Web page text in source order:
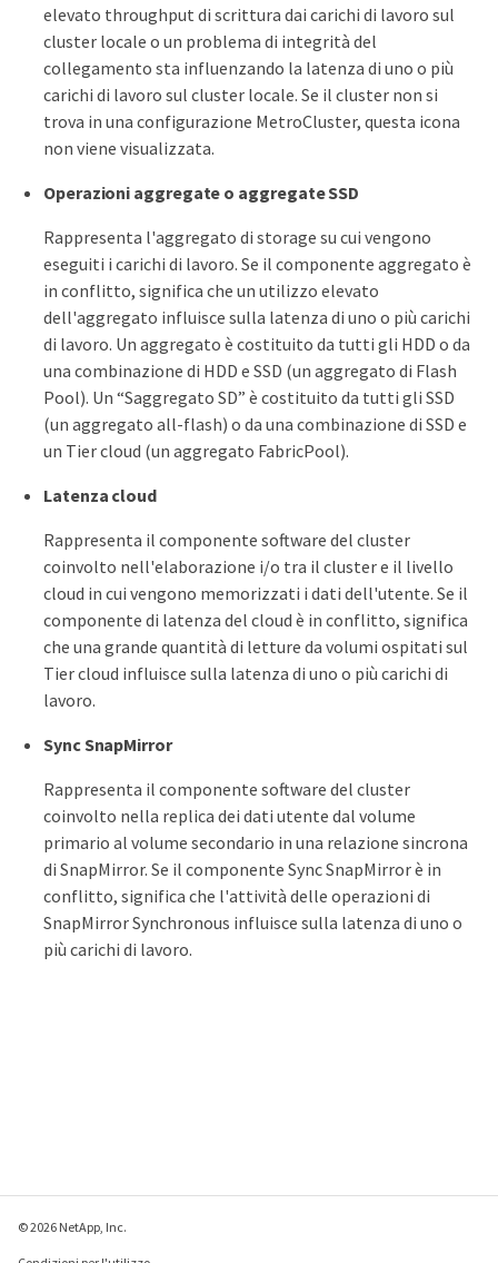
elevato throughput di scrittura dai carichi di lavoro sul
cluster locale o un problema di integrità del
collegamento sta influenzando la latenza di uno o più
carichi di lavoro sul cluster locale. Se il cluster non si
trova in una configurazione MetroCluster, questa icona
non viene visualizzata.
Operazioni aggregate o aggregate SSD
Rappresenta l'aggregato di storage su cui vengono
eseguiti i carichi di lavoro. Se il componente aggregato è
in conflitto, significa che un utilizzo elevato
dell'aggregato influisce sulla latenza di uno o più carichi
di lavoro. Un aggregato è costituito da tutti gli HDD o da
una combinazione di HDD e SSD (un aggregato di Flash
Pool). Un “Saggregato SD” è costituito da tutti gli SSD
(un aggregato all-flash) o da una combinazione di SSD e
un Tier cloud (un aggregato FabricPool).
Latenza cloud
Rappresenta il componente software del cluster
coinvolto nell'elaborazione i/o tra il cluster e il livello
cloud in cui vengono memorizzati i dati dell'utente. Se il
componente di latenza del cloud è in conflitto, significa
che una grande quantità di letture da volumi ospitati sul
Tier cloud influisce sulla latenza di uno o più carichi di
lavoro.
Sync SnapMirror
Rappresenta il componente software del cluster
coinvolto nella replica dei dati utente dal volume
primario al volume secondario in una relazione sincrona
di SnapMirror. Se il componente Sync SnapMirror è in
conflitto, significa che l'attività delle operazioni di
SnapMirror Synchronous influisce sulla latenza di uno o
più carichi di lavoro.
© 2026 NetApp, Inc.